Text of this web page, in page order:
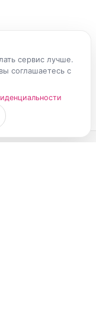
сервис лучше.
соглашаетесь с